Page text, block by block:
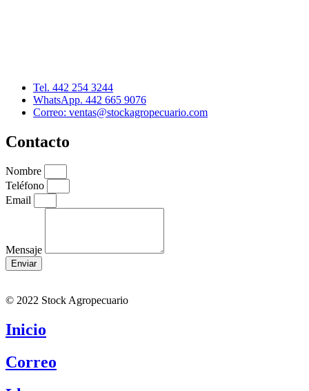
Tel. 442 254 3244
WhatsApp. 442 665 9076
Correo: ventas@stockagropecuario.com
Contacto
Nombre
Teléfono
Email
Mensaje
Enviar
© 2022 Stock Agropecuario
Inicio
Correo